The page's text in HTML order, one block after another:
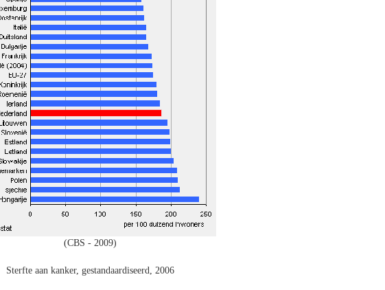
(CBS - 2009)
Sterfte aan kanker, gestandaardiseerd, 2006